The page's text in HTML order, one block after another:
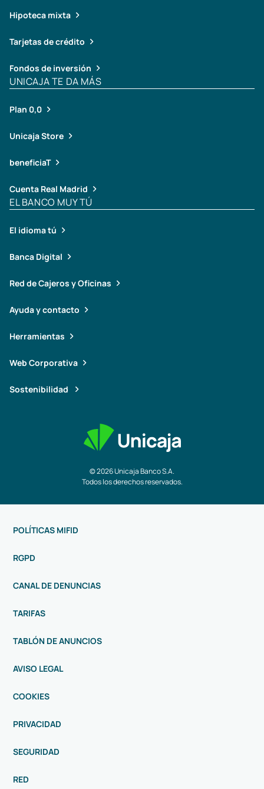
© 2026 Unicaja Banco S.A.
Todos los derechos reservados.
Hipoteca mixta
Tarjetas de crédito
Fondos de inversión
UNICAJA TE DA MÁS
Plan 0,0
Unicaja Store
beneficiaT
Cuenta Real Madrid
EL BANCO MUY TÚ
El idioma tú
Banca Digital
Red de Cajeros y Oficinas
Ayuda y contacto
Herramientas
Web Corporativa
Sostenibilidad
POLÍTICAS MIFID
RGPD
CANAL DE DENUNCIAS
TARIFAS
TABLÓN DE ANUNCIOS
AVISO LEGAL
COOKIES
PRIVACIDAD
SEGURIDAD
RED